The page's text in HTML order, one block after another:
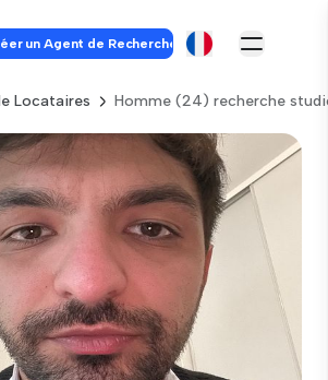
un Agent de Recherche
Locataires Homme (24) recherche